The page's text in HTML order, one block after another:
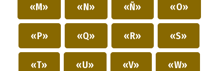
«M» «N» «Ñ» «O»
«P» «Q» «R» «S»
«T» «U» «V» «W»